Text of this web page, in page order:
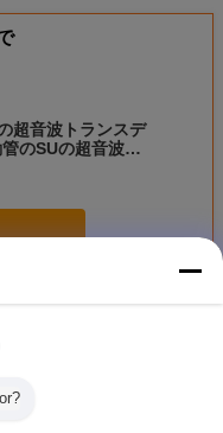
超音波トランスデ
のSUの超音波